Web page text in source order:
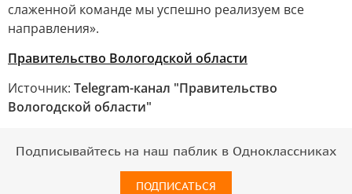
слаженной команде мы успешно реализуем все
направления».
Правительство Вологодской области
Источник: Telegram-канал "Правительство
Вологодской области"
Подписывайтесь на наш паблик в Одноклассниках
ПОДПИСАТЬСЯ